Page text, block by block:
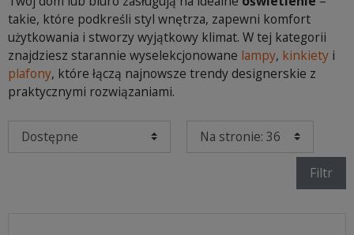
takie, które podkreśli styl wnętrza, zapewni komfort
użytkowania i stworzy wyjątkowy klimat. W tej kategorii
znajdziesz starannie wyselekcjonowane lampy, kinkiety i
plafony, które łączą najnowsze trendy designerskie z
praktycznymi rozwiązaniami.
Filtr